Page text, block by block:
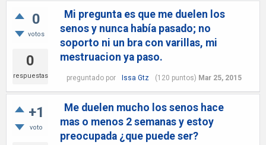
0
votos
0
respuestas
Mi pregunta es que me duelen los
senos y nunca había pasado; no
soporto ni un bra con varillas, mi
mestruacion ya paso.
preguntado por Issa Gtz (120 puntos) Mar 25, 2015
+1
voto
Me duelen mucho los senos hace
mas o menos 2 semanas y estoy
preocupada ¿que puede ser?